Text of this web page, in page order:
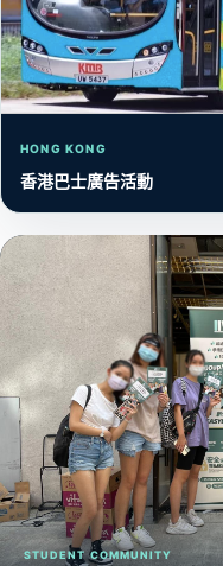
HONG KONG
香港巴士廣告活動
STUDENT COMMUNITY